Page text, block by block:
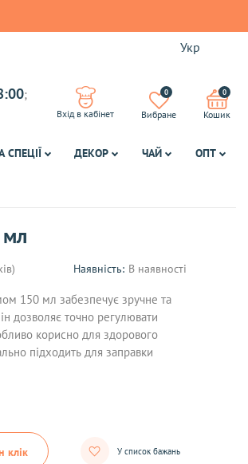
Укр
;
Вхід в кабінет
0
Вибране
0
Кошик
СПЕЦІЇ ДЕКОР ЧАЙ ОПТ
Наявність: В наявності
150 мл забезпечує зручне та
дозволяє точно регулювати
корисно для здорового
підходить для заправки
клік У список бажань